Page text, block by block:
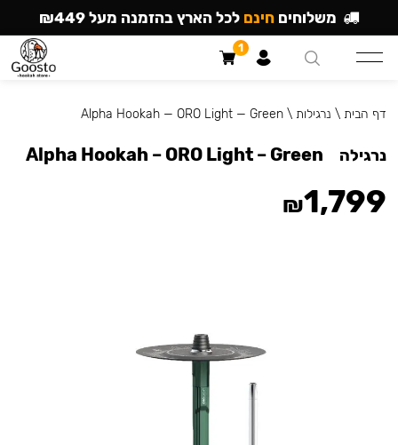
דף הבית \ נרגילות \
Alpha Hookah — ORO Light — Green
נרגילה Alpha Hookah – ORO Light – Green
₪1,799
משלוחים חינם לכל הארץ בהזמנה מעל ₪449
1